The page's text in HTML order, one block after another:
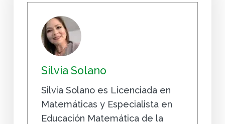
Silvia Solano
Silvia Solano es Licenciada en
Matemáticas y Especialista en
Educación Matemática de la